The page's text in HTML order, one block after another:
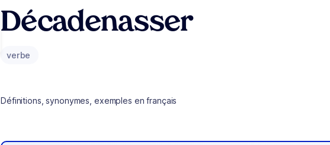
Décadenasser
verbe
Définitions, synonymes, exemples en français